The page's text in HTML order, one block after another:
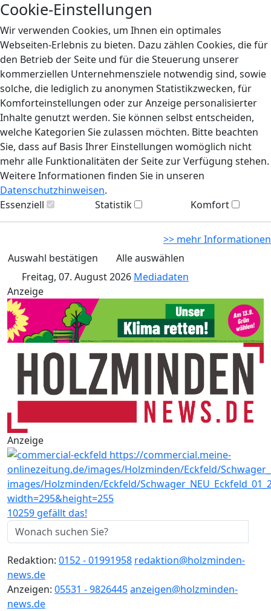
Cookie-Einstellungen
Wir verwenden Cookies, um Ihnen ein optimales
Webseiten-Erlebnis zu bieten. Dazu zählen Cookies, die für
den Betrieb der Seite und für die Steuerung unserer
kommerziellen Unternehmensziele notwendig sind, sowie
solche, die lediglich zu anonymen Statistikzwecken, für
Komforteinstellungen oder zur Anzeige personalisierter
Inhalte genutzt werden. Sie können selbst entscheiden,
welche Kategorien Sie zulassen möchten. Bitte beachten
Sie, dass auf Basis Ihrer Einstellungen womöglich nicht
mehr alle Funktionalitäten der Seite zur Verfügung stehen.
Weitere Informationen finden Sie in unseren
Datenschutzhinweisen.
Essenziell
Statistik Komfort
>> mehr Informationen
Auswahl bestätigen
Alle auswählen
Freitag, 07. August 2026 Mediadaten
Anzeige
Anzeige
10259 gefällt das!
Redaktion: 0152 - 01991958 redaktion@holzminden-
news.de
Anzeigen: 05531 - 9826445anzeigen@holzminden-
news.de